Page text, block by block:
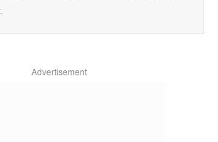
Advertisement